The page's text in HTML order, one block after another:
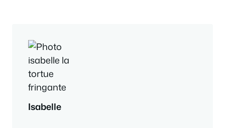
Isabelle